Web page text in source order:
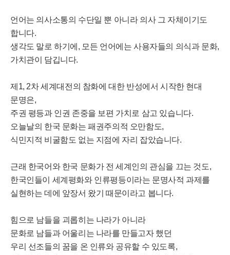
언어는 의사소통의 수단일 뿐 아니라 의사 그 자체이기도
합니다.
생각도 말로 하기에, 모든 언어에는 사용자들의 의식과 문화,
가치관이 담깁니다.
제1, 2차 세계대전의 참화에 대한 반성에서 시작한 현대
문명은,
주권 평등과 인권 존중을 보편 가치로 삼고 있습니다.
오늘날의 한국 문화는 패권주의적 오만함도,
식민지적 비굴함도 없는 지점에 자리 잡았습니다.
근래 한국어와 한국 문화가 전 세계인의 관심을 끄는 것도,
한국인들이 세계평화와 인류평등이라는 문명사적 과제를
실현하는 데에 앞장서 왔기 때문이라고 봅니다.
힘으로 남들을 괴롭히는 나라가 아니라
문화로 남들과 어울리는 나라를 만들고자 했던
우리 선조들의 꿈을 온 인류와 공유할 수 있도록,